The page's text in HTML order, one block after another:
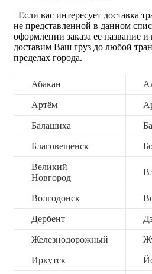
Если вас интересует доставка
не представленной в данном
оформлении заказа ее название
доставим Ваш груз до любой
пределах города.
Абакан
Артём
Балашиха
Благовещенск
Великий
Новгород
Волгодонск
Дербент
Железнодорожный
Иркутск